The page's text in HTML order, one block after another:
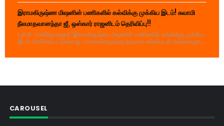
இராமகிருஷ்ண மிஷனின் பணிகளில் கல்விக்கு முக்கிய இடம்! சுவாமி
நீலமாதவானந்தா ஜீ, ஒஸ்கார் ராஜனிடம் தெரிவிப்பு!!
( வி.ரி. சகாதேவராஜா) "இராமகிருஷ்ண மிஷனின் பணிகளில் கல்விக்கு முக்கிய
இடம் அளிக்கப்பட்டுள்ளது. மாணவர்களுக்கு தரமான கல்வியுடன் நல்லொழுக...
CAROUSEL